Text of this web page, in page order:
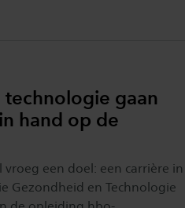
gaan
hand op de
vroeg een doel: een carrière in
Gezondheid en Technologie